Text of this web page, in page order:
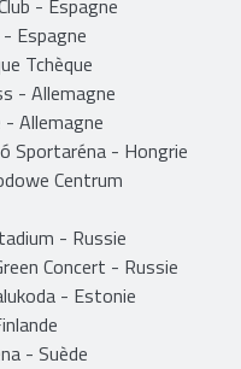
Espagne
Tchèque
- Allemagne
Allemagne
Sportaréna - Hongrie
Centrum
- Russie
Concert - Russie
- Estonie
- Suède